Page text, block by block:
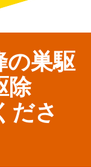
の巣駆
除
ださ